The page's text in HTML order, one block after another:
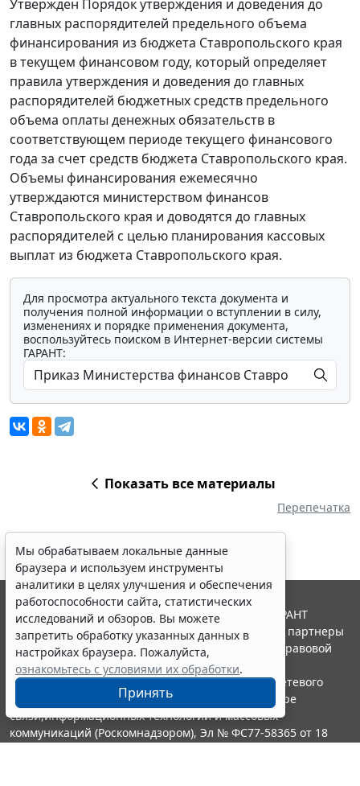
Утвержден Порядок утверждения и доведения до
главных распорядителей предельного объема
финансирования из бюджета Ставропольского края
в текущем финансовом году, который определяет
правила утверждения и доведения до главных
распорядителей бюджетных средств предельного
объема оплаты денежных обязательств в
соответствующем периоде текущего финансового
года за счет средств бюджета Ставропольского края.
Объемы финансирования ежемесячно
утверждаются министерством финансов
Ставропольского края и доводятся до главных
распорядителей с целью планирования кассовых
выплат из бюджета Ставропольского края.
Для просмотра актуального текста документа и
получения полной информации о вступлении в силу,
изменениях и порядке применения документа,
воспользуйтесь поиском в Интернет-версии системы
ГАРАНТ:
Показать все материалы
Перепечатка
Мы обрабатываем локальные данные
браузера и используем инструменты
аналитики в целях улучшения и обеспечения
работоспособности сайта, статистических
исследований и обзоров. Вы можете
запретить обработку указанных данных в
настройках браузера. Пожалуйста,
ознакомьтесь с условиями их обработки.
Принять
© ООО "НПП "ГАРАНТ-СЕРВИС", 2026. Система ГАРАНТ
выпускается с 1990 года. Компания "Гарант" и ее партнеры
являются участниками Российской ассоциации правовой
информации ГАРАНТ.
Портал ГАРАНТ.РУ зарегистрирован в качестве сетевого
издания Федеральной службой по надзору в сфере
связи,информационных технологий и массовых
коммуникаций (Роскомнадзором), Эл № ФС77-58365 от 18